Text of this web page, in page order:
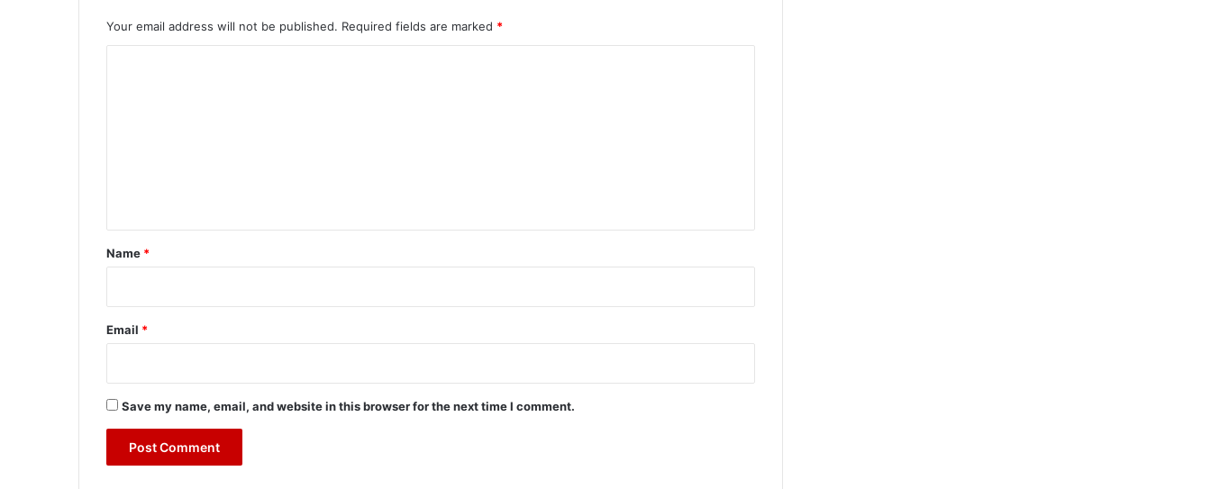
Your email address will not be published. Required fields are marked *
*
Name *
Email *
Save my name, email, and website in this browser for the next time I comment.